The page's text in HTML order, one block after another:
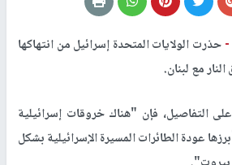
-حذرت الولايات المتحدة إسرائيل من انتهاكها
مع لبنان.
التفاصيل، فإن "هناك خروقات إسرائيلية
عودة الطائرات المسيرة الإسرائيلية بشكل